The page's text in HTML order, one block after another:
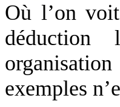
Où l’on
déduction
exemples